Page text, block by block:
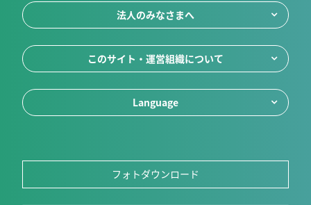
法人のみなさまへ
このサイト・運営組織について
Language
フォトダウンロード